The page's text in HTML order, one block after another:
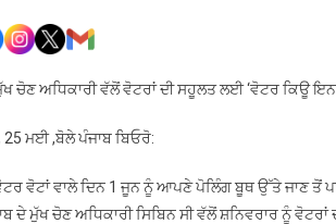
ਚੋਣ ਅਧਿਕਾਰੀ ਵੱਲੋਂ ਵੋਟਰਾਂ ਦੀ ਸਹੂਲਤ ਲਈ ‘ਵੋਟਰ ਕਿਊ
25 ਮਈ ,ਬੋਲੇ ਪੰਜਾਬ ਬਿਓਰੋ:
ਵੋਟਾਂ ਵਾਲੇ ਦਿਨ 1 ਜੂਨ ਨੂੰ ਆਪਣੇ ਪੋਲਿੰਗ ਬੂਥ ਉੱਤੇ ਜਾਣ
ਦੇ ਮੁੱਖ ਚੋਣ ਅਧਿਕਾਰੀ ਸਿਬਿਨ ਸੀ ਵੱਲੋਂ ਸ਼ਨਿਵਰਾਰ ਨੂੰ